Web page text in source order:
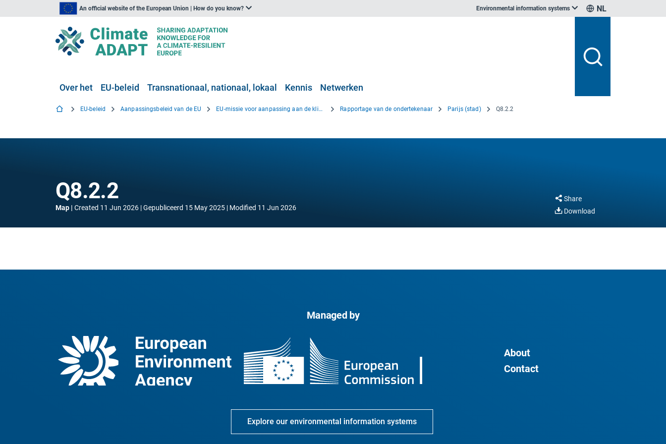
An official website of the European Union | How do you know? Environmental information systems NL
Over het EU-beleid Transnationaal, nationaal, lokaal Kennis Netwerken
EU-beleid Aanpassingsbeleid van de EU EU-missie voor aanpassing aan de klimaatverandering Rapportage van de ondertekenaar Parijs (stad) Q8.2.2
Q8.2.2
Map Created 11 Jun 2026 Gepubliceerd 15 May 2025 Modified 11 Jun 2026
Share
Download
Managed by
About
Contact
Explore our environmental information systems